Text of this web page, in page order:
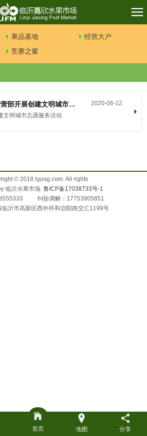
果品基地
经营大户
竞赛之窗
2020-06-12
临沂水果市场组织经营部开展创建文明城市志愿服务活动
文明城市志愿服务活动
© 2018 lyjxsg.com. All rights
临沂水果市场. 鲁ICP备17038733号-1
8555333 纠纷调解：17753905851
临沂市高新区西外环和启阳路交汇1199号
首页 地图 分享